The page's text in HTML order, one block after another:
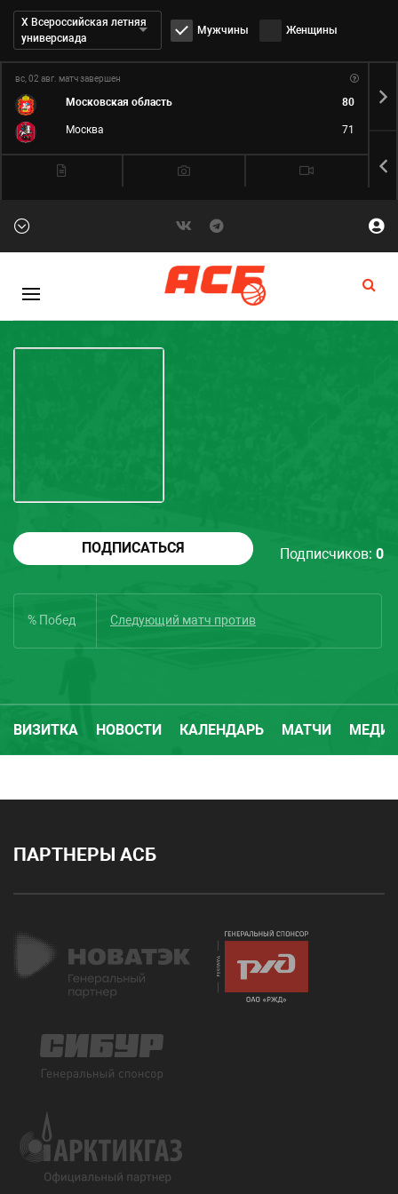
Дивизион:
Х Всероссийская летняя
универсиада
Мужчины Женщины
вс, 02 авг. матч завершен
Московская область 80
Москва 71
ПОДПИСАТЬСЯ Подписчиков: 0
% Побед Следующий матч против
ВИЗИТКА НОВОСТИ КАЛЕНДАРЬ МАТЧИ
ПАРТНЕРЫ АСБ